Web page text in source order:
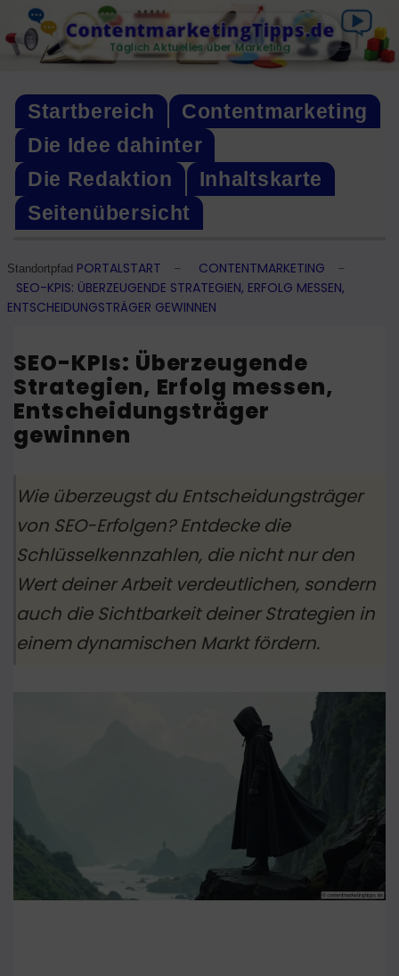
Skip
to
content
ContentmarketingTipps.de
Täglich Aktuelles über Marketing
Startbereich
Contentmarketing
Die Idee dahinter
Die Redaktion
Inhaltskarte
Seitenübersicht
Standortpfad PORTALSTART – CONTENTMARKETING –
SEO-KPIS: ÜBERZEUGENDE STRATEGIEN, ERFOLG MESSEN,
ENTSCHEIDUNGSTRÄGER GEWINNEN
SEO-KPIs: Überzeugende
Strategien, Erfolg messen,
Entscheidungsträger
gewinnen
Wie überzeugst du Entscheidungsträger
von SEO-Erfolgen? Entdecke die
Schlüsselkennzahlen, die nicht nur den
Wert deiner Arbeit verdeutlichen, sondern
auch die Sichtbarkeit deiner Strategien in
einem dynamischen Markt fördern.